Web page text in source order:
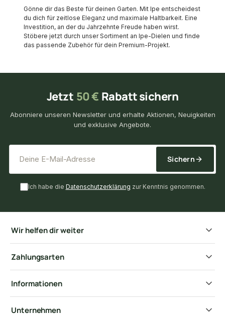
Gönne dir das Beste für deinen Garten. Mit Ipe entscheidest
du dich für zeitlose Eleganz und maximale Haltbarkeit. Eine
Investition, an der du Jahrzehnte Freude haben wirst.
Stöbere jetzt durch unser Sortiment an Ipe-Dielen und finde
das passende Zubehör für dein Premium-Projekt.
Jetzt 50 € Rabatt sichern
Abonniere unseren Newsletter und erhalte Aktionen, Neuigkeiten
und exklusive Angebote.
Sichern
Ich habe die Datenschutzerklärung zur Kenntnis genommen.
Wir helfen dir weiter
Zahlungsarten
Informationen
Unternehmen